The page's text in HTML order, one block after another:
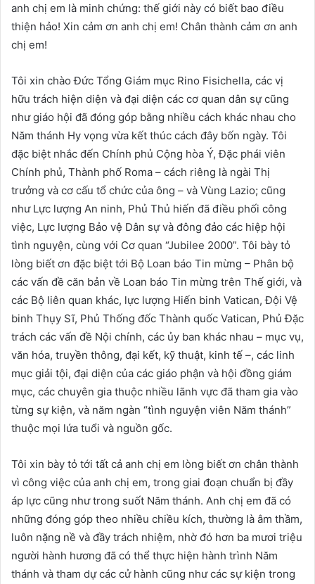
anh chị em là minh chứng: thế giới này có biết bao điều
thiện hảo! Xin cảm ơn anh chị em! Chân thành cảm ơn anh
chị em!
Tôi xin chào Đức Tổng Giám mục Rino Fisichella, các vị
hữu trách hiện diện và đại diện các cơ quan dân sự cũng
như giáo hội đã đóng góp bằng nhiều cách khác nhau cho
Năm thánh Hy vọng vừa kết thúc cách đây bốn ngày. Tôi
đặc biệt nhắc đến Chính phủ Cộng hòa Ý, Đặc phái viên
Chính phủ, Thành phố Roma – cách riêng là ngài Thị
trưởng và cơ cấu tổ chức của ông – và Vùng Lazio; cũng
như Lực lượng An ninh, Phủ Thủ hiến đã điều phối công
việc, Lực lượng Bảo vệ Dân sự và đông đảo các hiệp hội
tình nguyện, cùng với Cơ quan “Jubilee 2000”. Tôi bày tỏ
lòng biết ơn đặc biệt tới Bộ Loan báo Tin mừng – Phân bộ
các vấn đề căn bản về Loan báo Tin mừng trên Thế giới, và
các Bộ liên quan khác, lực lượng Hiến binh Vatican, Đội Vệ
binh Thụy Sĩ, Phủ Thống đốc Thành quốc Vatican, Phủ Đặc
trách các vấn đề Nội chính, các ủy ban khác nhau – mục vụ,
văn hóa, truyền thông, đại kết, kỹ thuật, kinh tế –, các linh
mục giải tội, đại diện của các giáo phận và hội đồng giám
mục, các chuyên gia thuộc nhiều lãnh vực đã tham gia vào
từng sự kiện, và năm ngàn “tình nguyện viên Năm thánh”
thuộc mọi lứa tuổi và nguồn gốc.
Tôi xin bày tỏ tới tất cả anh chị em lòng biết ơn chân thành
vì công việc của anh chị em, trong giai đoạn chuẩn bị đầy
áp lực cũng như trong suốt Năm thánh. Anh chị em đã có
những đóng góp theo nhiều chiều kích, thường là âm thầm,
luôn nặng nề và đầy trách nhiệm, nhờ đó hơn ba mươi triệu
người hành hương đã có thể thực hiện hành trình Năm
thánh và tham dự các cử hành cũng như các sự kiện trong